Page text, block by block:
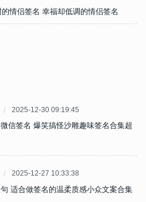
情侣签名 幸福却低调的情侣签名
2025-12-30 09:19:45
信签名 爆笑搞怪沙雕趣味签名合集超
2025-12-27 10:33:38
适合做签名的温柔质感小众文案合集